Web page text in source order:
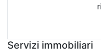
Servizi immobiliari